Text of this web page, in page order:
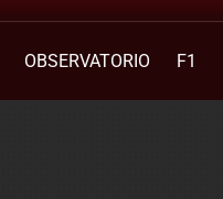
OBSERVATORIO F1